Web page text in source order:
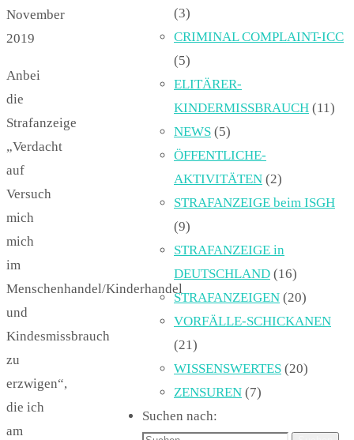
November
2019
Anbei
die
Strafanzeige
„Verdacht
auf
Versuch
mich
mich
im
Menschenhandel/Kinderhandel
und
Kindesmissbrauch
zu
erzwigen“,
die ich
am
(3)
CRIMINAL COMPLAINT-ICC
(5)
ELITÄRER-
KINDERMISSBRAUCH (11)
NEWS (5)
ÖFFENTLICHE-
AKTIVITÄTEN (2)
STRAFANZEIGE beim ISGH
(9)
STRAFANZEIGE in
DEUTSCHLAND (16)
STRAFANZEIGEN (20)
VORFÄLLE-SCHICKANEN
(21)
WISSENSWERTES (20)
ZENSUREN (7)
Suchen nach: